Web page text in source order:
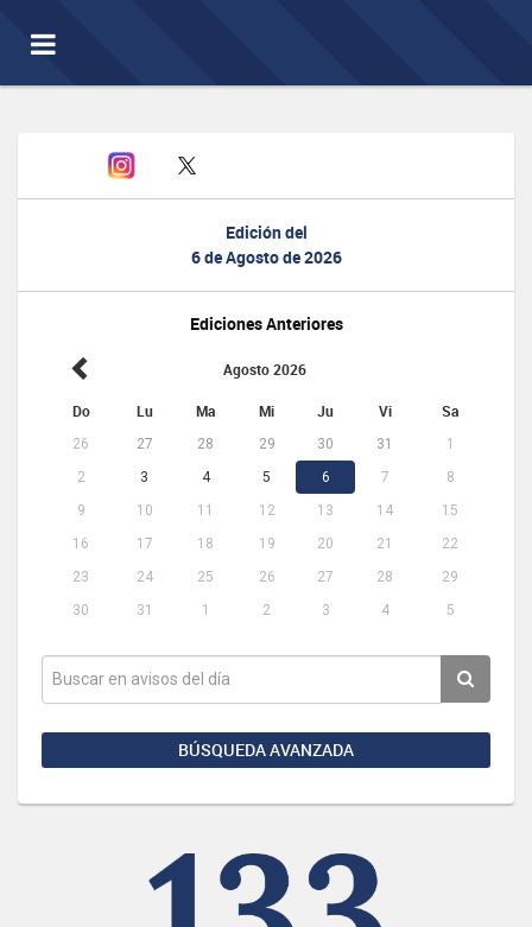
Toggle
navigation
Edición del
6 de Agosto de 2026
Ediciones Anteriores
Agosto 2026
Do Lu Ma Mi Ju Vi Sa
26 27 28 29 30 31
1
2
3 4 5 6 7
8
9
10 11 12 13 14
15
16
17 18 19 20 21
22
23
24 25 26 27 28
29
30
31 1 2 3 4 5
BÚSQUEDA AVANZADA